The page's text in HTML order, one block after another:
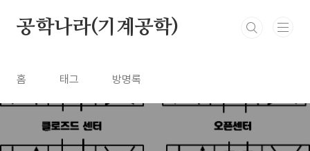
공학나라(기계공학)
홈 태그 방명록